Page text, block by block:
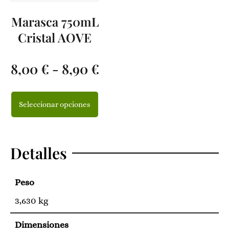
Marasca 750mL
Cristal AOVE
8,00 € - 8,90 €
Seleccionar opciones
Detalles
Peso
3,630 kg
Dimensiones